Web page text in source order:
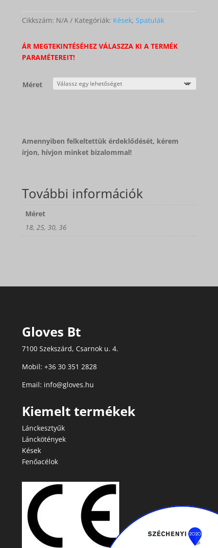
Cikkszám: N/A Kategóriák: Kések, Spatulák
ÁR MEGTEKINTÉSÉHEZ VÁLASZZA KI A TERMÉK
PARAMÉTEREIT!
Méret
Amennyiben felkeltettük érdeklődését, kérem
írjon, hívjon minket bizalommal!
További információk
Méret
18, 25, 30, 36
Gloves Bt
7100 Szekszárd, Csarnok u. 4.
Mobil: +36 30 351 2828
Email: info@gloves.hu
Kiemelt termékek
Lánckesztyűk
Lánckötények
Kések
Fenőacélok